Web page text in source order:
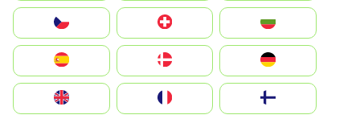
Switzerland
Deutschland
United Kingdom